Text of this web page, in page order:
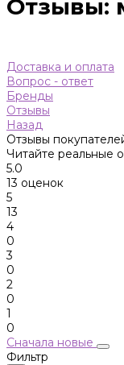
Отзывы:
Доставка и оплата
Вопрос - ответ
Бренды
Отзывы
Назад
Отзывы
Читайте реальные
5.0
13 оценок
5
13
4
0
3
0
2
0
1
0
Сначала новые
Фильтр